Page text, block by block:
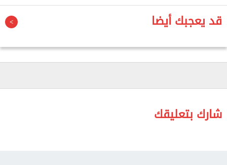
وتلقت المهندسة راندة المنشاوي تقريرًا حول نتائج جولة
المهندس محمود مراد، رئيس جهاز تنمية مدينة العبور
الجديدة، بمنطقة الـ2600 فدان، حيث تفقد سير العمل
بمناطق حي الكرامة ومشروع "سكن مصر" للوقوف على
العامة ورفع المخلفات، وصيانة شبكات المرافق والبنية
التحتية، مع التأكيد على سرعة التعامل مع الملاحظات
قد يعجبك أيضا
شارك بتعليقك